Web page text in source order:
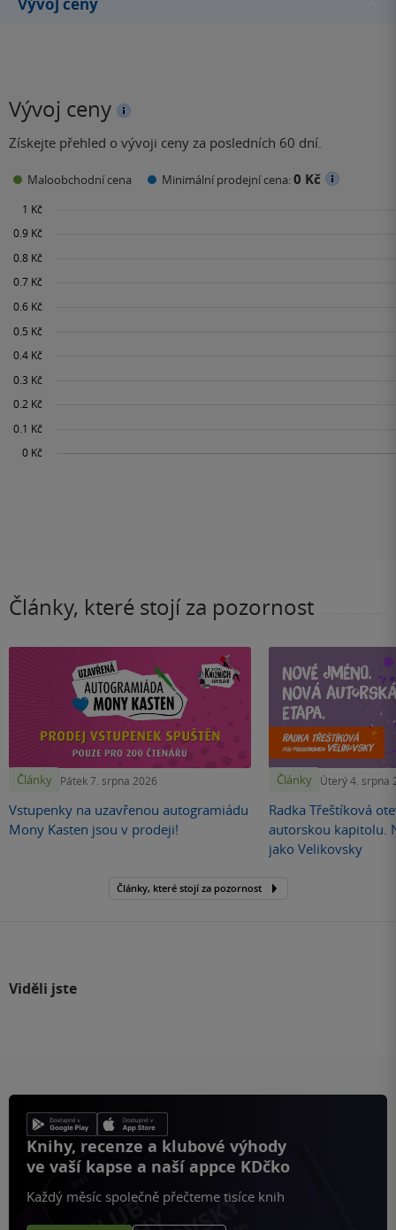
Vývoj ceny
Získejte přehled o vývoji ceny za posledních 60 dní.
Maloobchodní cena Minimální prodejní cena:0 Kč
Články, které stojí za pozornost
Články Pátek 7. srpna 2026
Vstupenky na uzavřenou autogramiádu
Mony Kasten jsou v prodeji!
Články Úterý 4. srpna
Radka Třeštíková
autorskou kapitolu.
jako Velikovsky
Články, které stojí za pozornost
Viděli jste
Knihy, recenze a klubové výhody
ve vaší kapse a naší appce KDčko
Každý měsíc společně přečteme tisíce knih